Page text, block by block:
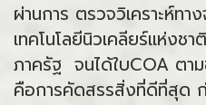
ผ่านการ ตรวจวิเคราะห์ท
เทคโนโลยีนิวเคลียร์แห่งช
ภาครัฐ จนได้ใบCOA ตา
คือการคัดสรรสิ่งที่ดีที่สุด